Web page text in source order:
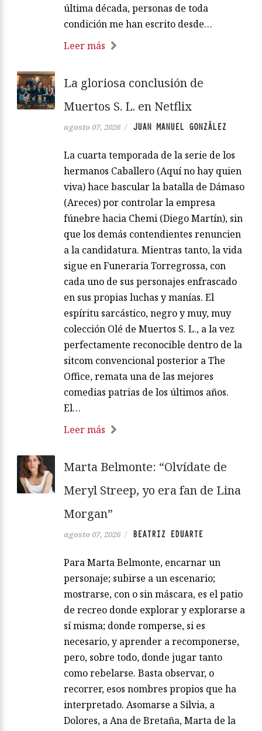
última década, personas de toda
condición me han escrito desde…
Leer más
La gloriosa conclusión de
Muertos S. L. en Netflix
agosto 07, 2026 / JUAN MANUEL GONZÁLEZ
La cuarta temporada de la serie de los
hermanos Caballero (Aquí no hay quien
viva) hace bascular la batalla de Dámaso
(Areces) por controlar la empresa
fúnebre hacia Chemi (Diego Martín), sin
que los demás contendientes renuncien
a la candidatura. Mientras tanto, la vida
sigue en Funeraria Torregrossa, con
cada uno de sus personajes enfrascado
en sus propias luchas y manías. El
espíritu sarcástico, negro y muy, muy
colección Olé de Muertos S. L., a la vez
perfectamente reconocible dentro de la
sitcom convencional posterior a The
Office, remata una de las mejores
comedias patrias de los últimos años.
El…
Leer más
Marta Belmonte: “Olvídate de
Meryl Streep, yo era fan de Lina
Morgan”
agosto 07, 2026 / BEATRIZ EDUARTE
Para Marta Belmonte, encarnar un
personaje; subirse a un escenario;
mostrarse, con o sin máscara, es el patio
de recreo donde explorar y explorarse a
sí misma; donde romperse, si es
necesario, y aprender a recomponerse,
pero, sobre todo, donde jugar tanto
como rebelarse. Basta observar, o
recorrer, esos nombres propios que ha
interpretado. Asomarse a Silvia, a
Dolores, a Ana de Bretaña, Marta de la